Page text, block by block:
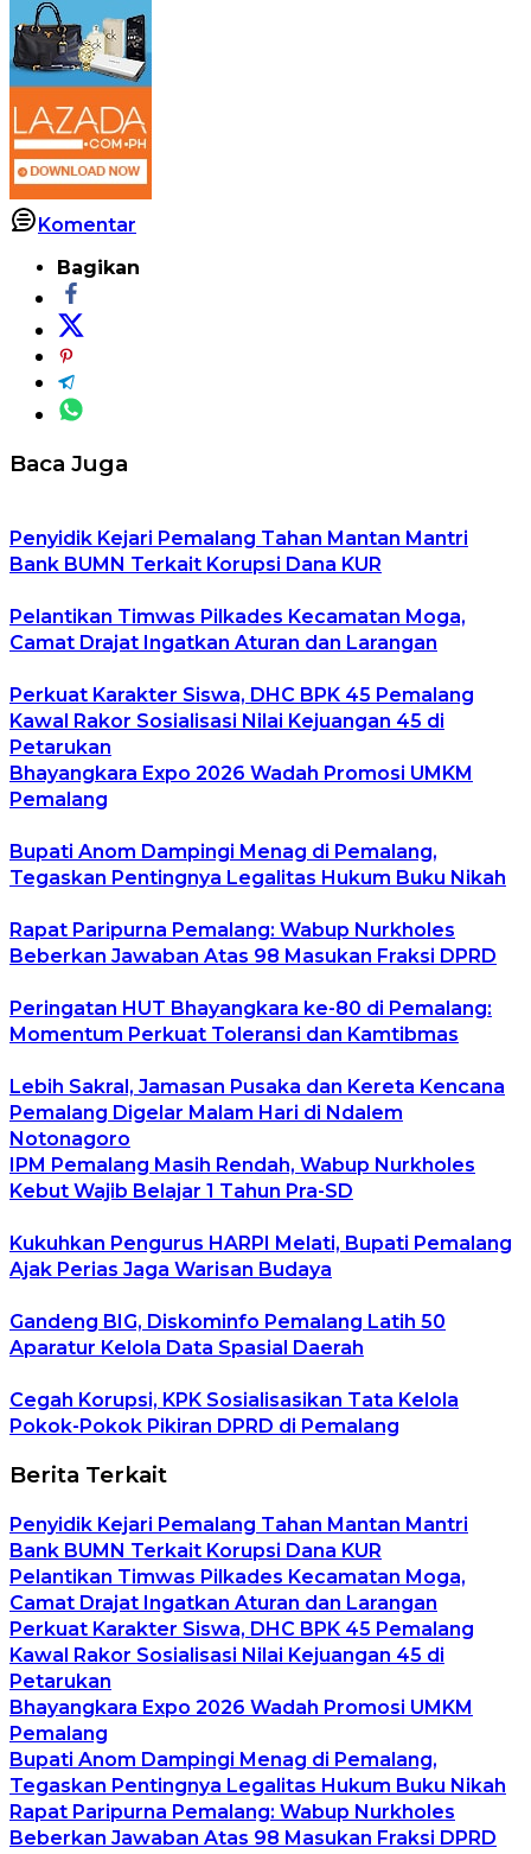
Komentar
Bagikan
Baca Juga
Penyidik Kejari Pemalang Tahan Mantan Mantri
Bank BUMN Terkait Korupsi Dana KUR
Pelantikan Timwas Pilkades Kecamatan Moga,
Camat Drajat Ingatkan Aturan dan Larangan
Perkuat Karakter Siswa, DHC BPK 45 Pemalang
Kawal Rakor Sosialisasi Nilai Kejuangan 45 di
Petarukan
Bhayangkara Expo 2026 Wadah Promosi UMKM
Pemalang
Bupati Anom Dampingi Menag di Pemalang,
Tegaskan Pentingnya Legalitas Hukum Buku Nikah
Rapat Paripurna Pemalang: Wabup Nurkholes
Beberkan Jawaban Atas 98 Masukan Fraksi DPRD
Peringatan HUT Bhayangkara ke-80 di Pemalang:
Momentum Perkuat Toleransi dan Kamtibmas
Lebih Sakral, Jamasan Pusaka dan Kereta Kencana
Pemalang Digelar Malam Hari di Ndalem
Notonagoro
IPM Pemalang Masih Rendah, Wabup Nurkholes
Kebut Wajib Belajar 1 Tahun Pra-SD
Kukuhkan Pengurus HARPI Melati, Bupati Pemalang
Ajak Perias Jaga Warisan Budaya
Gandeng BIG, Diskominfo Pemalang Latih 50
Aparatur Kelola Data Spasial Daerah
Cegah Korupsi, KPK Sosialisasikan Tata Kelola
Pokok-Pokok Pikiran DPRD di Pemalang
Berita Terkait
Penyidik Kejari Pemalang Tahan Mantan Mantri
Bank BUMN Terkait Korupsi Dana KUR
Pelantikan Timwas Pilkades Kecamatan Moga,
Camat Drajat Ingatkan Aturan dan Larangan
Perkuat Karakter Siswa, DHC BPK 45 Pemalang
Kawal Rakor Sosialisasi Nilai Kejuangan 45 di
Petarukan
Bhayangkara Expo 2026 Wadah Promosi UMKM
Pemalang
Bupati Anom Dampingi Menag di Pemalang,
Tegaskan Pentingnya Legalitas Hukum Buku Nikah
Rapat Paripurna Pemalang: Wabup Nurkholes
Beberkan Jawaban Atas 98 Masukan Fraksi DPRD